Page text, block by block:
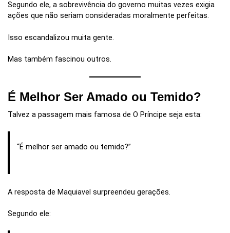
Segundo ele, a sobrevivência do governo muitas vezes exigia
ações que não seriam consideradas moralmente perfeitas.
Isso escandalizou muita gente.
Mas também fascinou outros.
É Melhor Ser Amado ou Temido?
Talvez a passagem mais famosa de O Príncipe seja esta:
“É melhor ser amado ou temido?”
A resposta de Maquiavel surpreendeu gerações.
Segundo ele: